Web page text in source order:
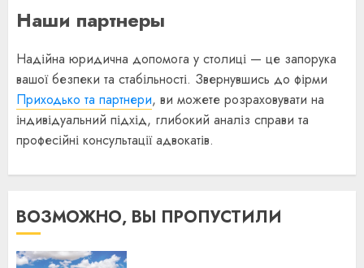
Наши партнеры
Надійна юридична допомога у столиці — це запорука
вашої безпеки та стабільності. Звернувшись до фірми
Приходько та партнери, ви можете розраховувати на
індивідуальний підхід, глибокий аналіз справи та
професійні консультації адвокатів.
ВОЗМОЖНО, ВЫ ПРОПУСТИЛИ